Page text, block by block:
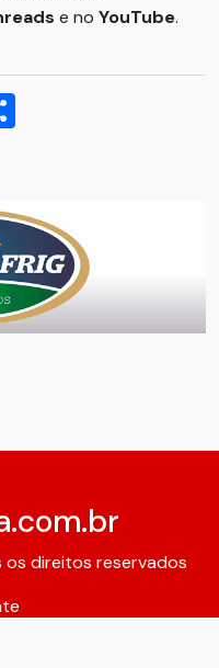
e no YouTube.
direitos reservados